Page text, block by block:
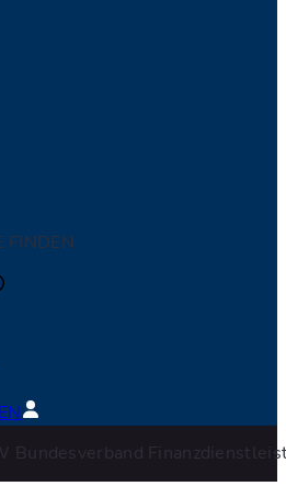
FINDEN
Bundesverband